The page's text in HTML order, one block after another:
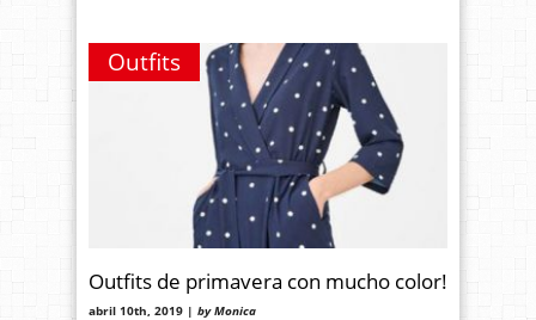
Outfits
Outfits de primavera con mucho color!
abril 10th, 2019 | by Monica